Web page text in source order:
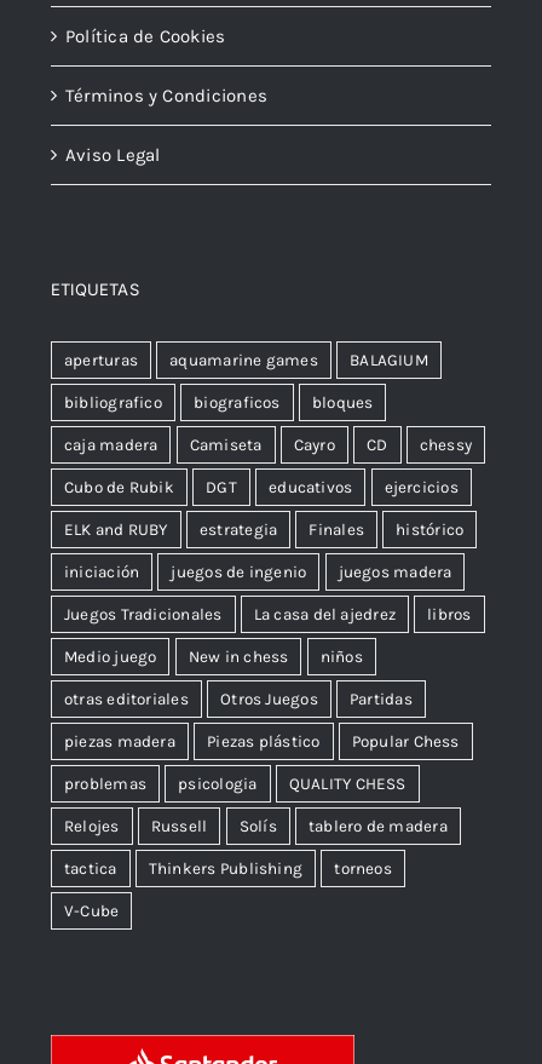
Política de Cookies
Términos y Condiciones
Aviso Legal
ETIQUETAS
aperturas aquamarine games BALAGIUM
bibliografico biograficos bloques
caja madera Camiseta Cayro CD chessy
Cubo de Rubik DGT educativos ejercicios
ELK and RUBY estrategia Finales histórico
iniciación juegos de ingenio juegos madera
Juegos Tradicionales La casa del ajedrez libros
Medio juego New in chess niños
otras editoriales Otros Juegos Partidas
piezas madera Piezas plástico Popular Chess
problemas psicologia QUALITY CHESS
Relojes Russell Solís tablero de madera
tactica Thinkers Publishing torneos
V-Cube